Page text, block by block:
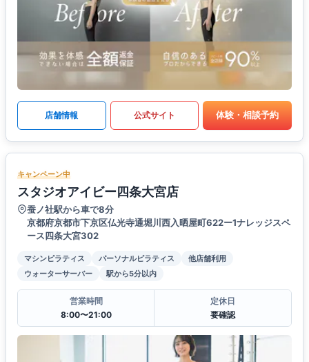
店舗情報 公式サイト 体験・相談予約
キャンペーン中
スタジオアイビー四条大宮店
蚕ノ社駅から車で8分
京都府京都市下京区仏光寺通堀川西入晒屋町622ー1ナレッジスペ
ース四条大宮302
マシンピラティス パーソナルピラティス
他店舗利用
ウォーターサーバー
駅から5分以内
営業時間
8:00〜21:00
定休日
要確認